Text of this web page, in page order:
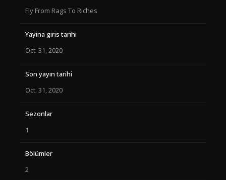
Fly From Rags To Riches
Yayina giris tarihi
Oct. 31, 2020
Son yayın tarihi
Oct. 31, 2020
Sezonlar
1
Bölümler
2